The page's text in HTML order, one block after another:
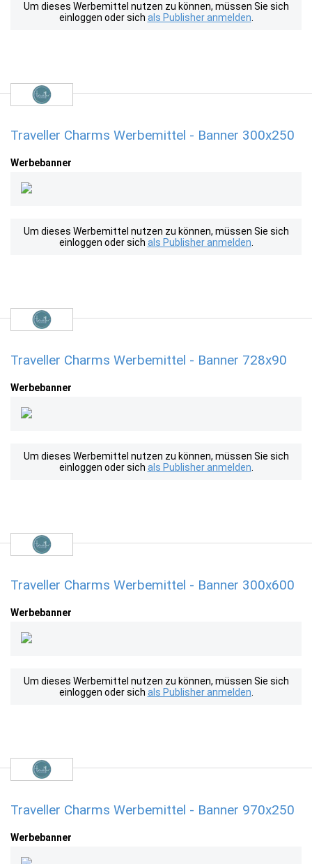
Um dieses Werbemittel nutzen zu können, müssen Sie sich
einloggen oder sich als Publisher anmelden
Traveller Charms Werbemittel - Banner 300x250
Werbebanner
Um dieses Werbemittel nutzen zu können, müssen Sie sich
einloggen oder sich als Publisher anmelden
Traveller Charms Werbemittel - Banner 728x90
Werbebanner
Um dieses Werbemittel nutzen zu können, müssen Sie sich
einloggen oder sich als Publisher anmelden
Traveller Charms Werbemittel - Banner 300x600
Werbebanner
Um dieses Werbemittel nutzen zu können, müssen Sie sich
einloggen oder sich als Publisher anmelden
Traveller Charms Werbemittel - Banner 970x250
Werbebanner